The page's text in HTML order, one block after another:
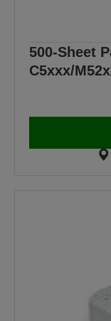
500-Sheet
C5xxx/